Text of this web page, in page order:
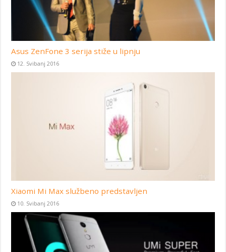
Asus ZenFone 3 serija stiže u lipnju
12. Svibanj 2016
Xiaomi Mi Max službeno predstavljen
10. Svibanj 2016